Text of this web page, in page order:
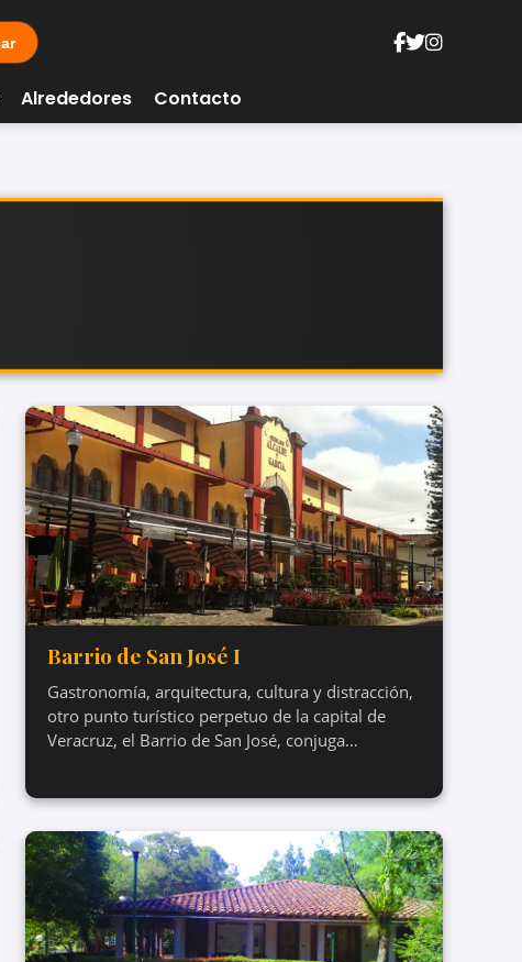
Alrededores Contacto
Barrio de San José I
Gastronomía, arquitectura, cultura y distracción,
otro punto turístico perpetuo de la capital de
Veracruz, el Barrio de San José, conjuga…